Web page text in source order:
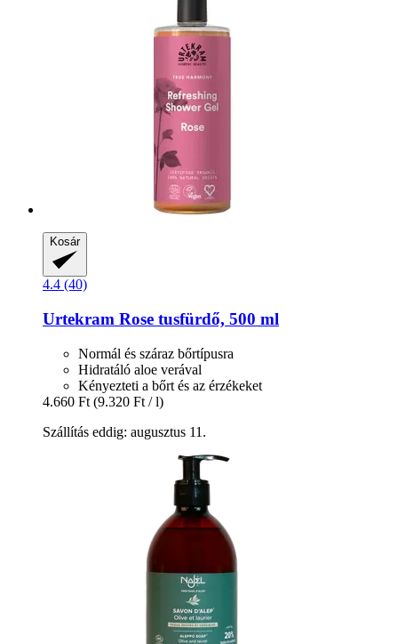
Kosár
4.4 (40)
Urtekram Rose tusfürdő, 500 ml
Normál és száraz bőrtípusra
Hidratáló aloe verával
Kényezteti a bőrt és az érzékeket
4.660 Ft (9.320 Ft / l)
Szállítás eddig: augusztus 11.